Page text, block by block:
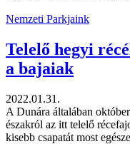
Nemzeti Parkjaink
Telelő hegyi
a bajaiak
2022.01.31.
A Dunára általában
északról az itt telelő
kisebb csapatát most